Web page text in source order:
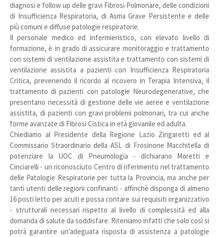
diagnosi e follow up delle gravi Fibrosi Polmonare, delle condizioni
di Insufficienza Respiratoria, di Asma Grave Persistente e delle
più comuni e diffuse patologie respiratorie.
Il personale medico ed infermieristico, con elevato livello di
formazione, è in grado di assicurare monitoraggio e trattamento
con sistemi di ventilazione assistita e trattamento con sistemi di
ventilazione assistita a pazienti con Insufficienza Respiratoria
Critica, prevenendo il ricordo al ricovero in Terapia Intensiva, il
trattamento di pazienti con patologie Neurodegenerative, che
presentano necessità di gestione delle vie aeree e ventilazione
assistita, di pazienti con gravi problemi polmonari, tra cui anche
forme avanzate di Fibrosi Cistica in età giovanile ed adulta.
Chiediamo al Presidente della Regione Lazio Zingaretti ed al
Commissario Straordinario della ASL di Frosinone Macchitella di
potenziare la UOC di Pneumologia - dichiarano Moretti e
Cinciarelli - un riconosciuto Centro di riferimento nel trattamento
delle Patologie Respiratorie per tutta la Provincia, ma anche per
tanti utenti delle regioni confinanti - affinchè disponga di almeno
16 posti letto per acuti e possa contare sui requisiti organizzativo
- strutturali necessari rispetto al livello di complessità ed alla
domanda di salute da soddisfare. Riteniamo infatti che solo così si
potrà garantire un'adeguata risposta di assistenza a patologie